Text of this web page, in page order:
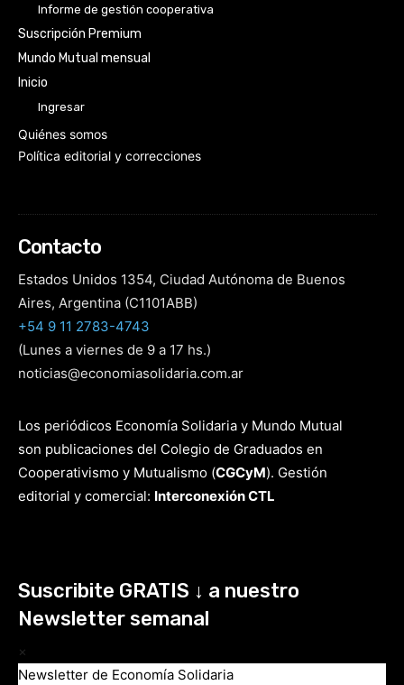
Informe de gestión cooperativa
Suscripción Premium
Mundo Mutual mensual
Inicio
Ingresar
Quiénes somos
Política editorial y correcciones
Contacto
Estados Unidos 1354, Ciudad Autónoma de Buenos
Aires, Argentina (C1101ABB)
+54 9 11 2783-4743
(Lunes a viernes de 9 a 17 hs.)
noticias@economiasolidaria.com.ar
Los periódicos Economía Solidaria y Mundo Mutual
son publicaciones del Colegio de Graduados en
Cooperativismo y Mutualismo (CGCyM). Gestión
editorial y comercial: Interconexión CTL
Suscribite GRATIS ↓ a nuestro
Newsletter semanal
×
Newsletter de Economía Solidaria